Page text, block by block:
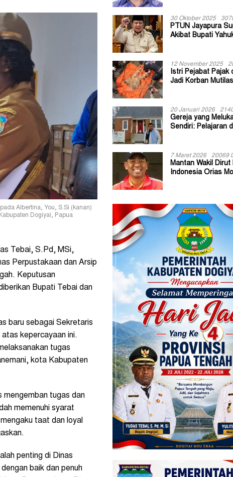
Albertina, You, S.Si (kanan)
Dogiyai, Papua
Tebai, S.Pd, MSi,
Perpustakaan dan Arsip
Keputusan
Bupati Tebai dan
baru sebagai Sekretaris
kepercayaan ini.
tugas
kota Kabupaten
mengemban tugas dan
memenuhi syarat
taat dan loyal
penting di Dinas
baik dan penuh
30 Oktober 2025
PTUN Jayapura
Akibat Bupati
12 November 2025
Istri Pejabat Pajak
Jadi Korban
20 Januari 2026
Gereja yang
Sendiri: Pelajaran
7 Maret 2026 20069
Mantan Wakil
Indonesia Orias